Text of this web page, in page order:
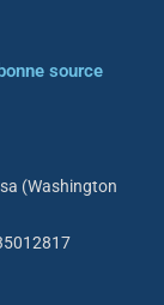
source
(Washington